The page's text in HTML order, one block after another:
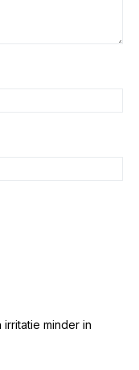
minder in